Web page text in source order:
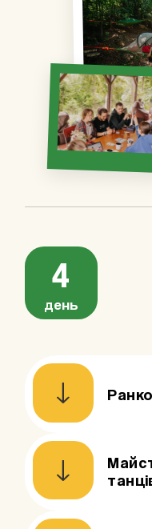
взаємодію
природою.
маршрут на
рафтах,
помірною
підходить
для людей
яскраві
свободи та
відпочити
4
день
Останній
легкість і
реально